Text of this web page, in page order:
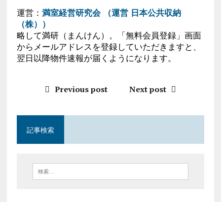
運営： 満室経営研究会 （運営 日本公共収納
（株））
略して満研（まんけん）。「無料会員登録」画面
からメールアドレスを登録していただきますと、
翌日以降物件速報が届くようになります。
Previous post Next post
記事検索